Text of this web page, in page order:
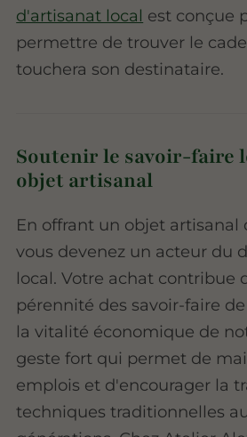
d'artisanat local est conçue
permettre de trouver le
touchera son destinataire.
Soutenir le savoir-faire
objet artisanal
En offrant un objet artisanal
vous devenez un acteur du
local. Votre achat contribue
pérennité des savoir-faire
la vitalité économique de
geste fort qui permet de
emplois et d'encourager la
techniques traditionnelles